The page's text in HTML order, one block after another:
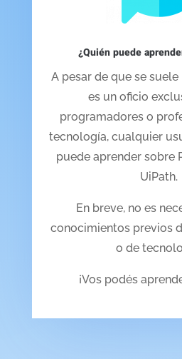
¿Quién puede
A pesar de que se
es un oficio
programadores o
tecnología, cualquier
puede aprender sobre
UiPath.
En breve, no es
conocimientos previos
o de
¡Vos podés